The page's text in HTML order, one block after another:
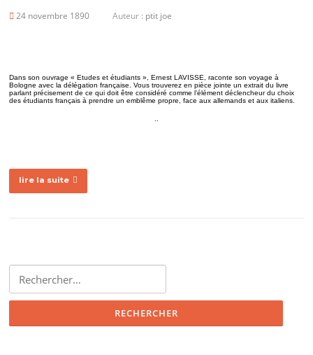
24 novembre 1890 Auteur : ptit joe
Dans son ouvrage « Etudes et étudiants », Ernest LAVISSE, raconte son voyage à
Bologne avec la délégation française. Vous trouverez en pièce jointe un extrait du livre
parlant précisement de ce qui doit être considéré comme l’élément déclencheur du choix
des étudiants français à prendre un emblême propre, face aux allemands et aux italiens.
lire la suite